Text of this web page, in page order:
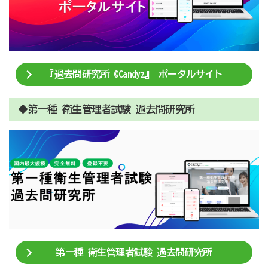
『過去問研究所 @Candyz』 ポータルサイト
◆第一種 衛生管理者試験 過去問研究所
第一種 衛生管理者試験 過去問研究所